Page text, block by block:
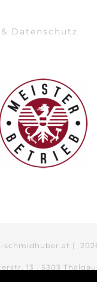
Datenschutz
schmidhuber.at |
13 . 5303